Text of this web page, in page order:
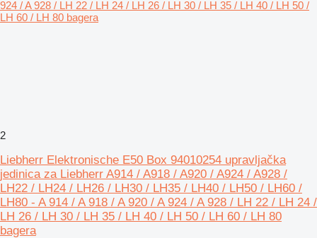
2
Liebherr Elektronische E50 Box 94010254 upravljačka
jedinica za Liebherr A914 / A918 / A920 / A924 / A928 /
LH22 / LH24 / LH26 / LH30 / LH35 / LH40 / LH50 / LH60 /
LH80 - A 914 / A 918 / A 920 / A 924 / A 928 / LH 22 / LH 24 /
LH 26 / LH 30 / LH 35 / LH 40 / LH 50 / LH 60 / LH 80
bagera